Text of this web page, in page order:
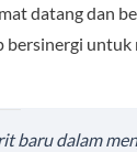
datang dan
baru dalam